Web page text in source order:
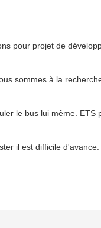
pour projet de
sommes à la
le bus lui même.
il est difficile d'avance.